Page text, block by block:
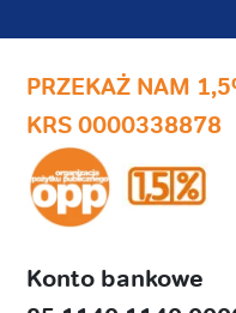
PRZEKAŻ NAM
KRS 0000338878
Konto bankowe